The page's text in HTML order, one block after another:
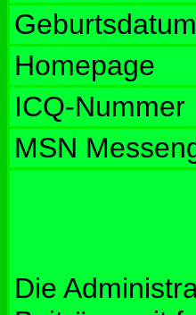
Geburtsdatum
Homepage
ICQ-Nummer
MSN
Die